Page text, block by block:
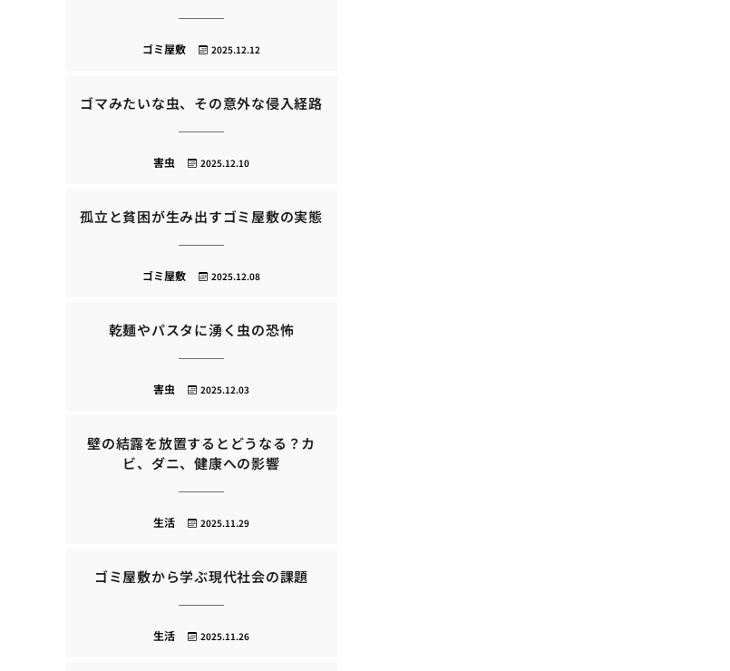
2025.12.12
ゴミ屋敷
ゴマみたいな虫、その意外な侵入経路
2025.12.10
害虫
孤立と貧困が生み出すゴミ屋敷の実態
2025.12.08
ゴミ屋敷
乾麺やパスタに湧く虫の恐怖
2025.12.03
害虫
壁の結露を放置するとどうなる？カ
ビ、ダニ、健康への影響
2025.11.29
生活
ゴミ屋敷から学ぶ現代社会の課題
2025.11.26
生活